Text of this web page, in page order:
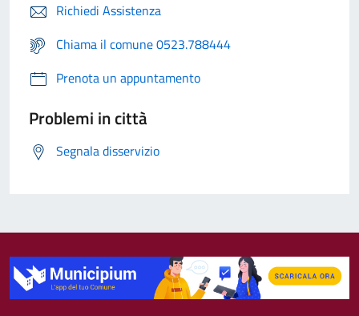
Richiedi Assistenza
Chiama il comune 0523.788444
Prenota un appuntamento
Problemi in città
Segnala disservizio